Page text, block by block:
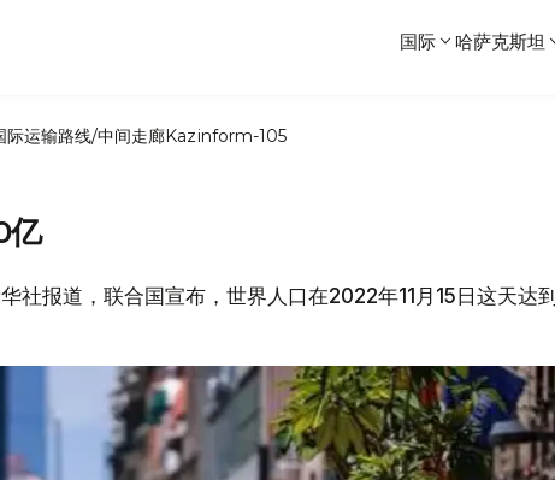
国际 哈萨克斯坦
际运输路线/中间走廊Kazinform-105
亿
报道，联合国宣布，世界人口在2022年11月15日这天达到